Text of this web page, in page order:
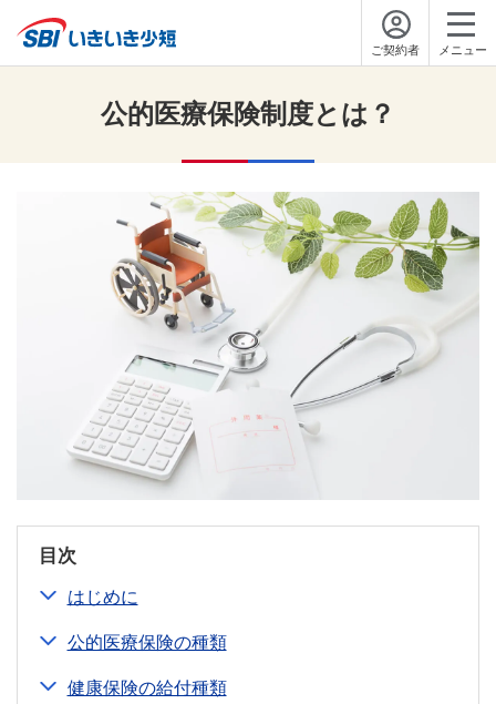
ご契約者 メニュー
公的医療保険制度とは？
目次
はじめに
公的医療保険の種類
健康保険の給付種類